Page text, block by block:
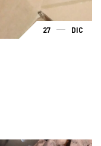
27 DIC